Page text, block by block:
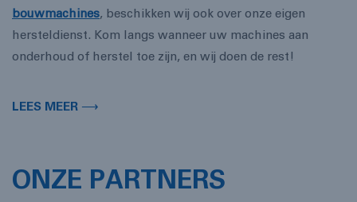
bouwmachines, beschikken wij ook over onze eigen
hersteldienst. Kom langs wanneer uw machines aan
onderhoud of herstel toe zijn, en wij doen de rest!
LEES MEER ⟶
ONZE PARTNERS